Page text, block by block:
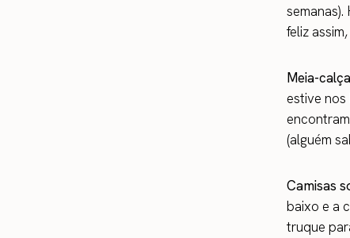
feliz
Meia-
estive nos
(alguém
Camisas
baixo e a
truque